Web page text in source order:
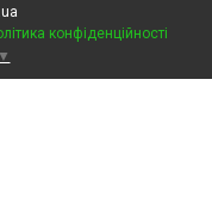
конфіденційності
▼